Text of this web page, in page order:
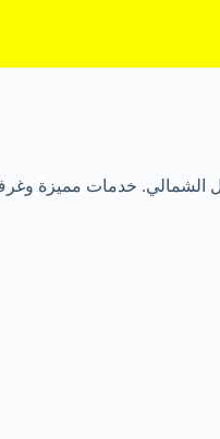
الشمالي. خدمات مميزة